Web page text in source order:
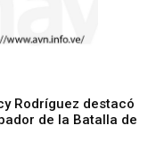
Rodríguez destacó
de la Batalla de